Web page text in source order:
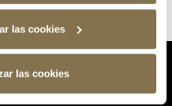
las cookies
las cookies